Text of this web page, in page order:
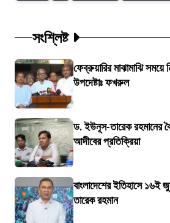
সংশ্লিষ্ট
ফেব্রুয়ারির মাঝামাঝি সময়ে
উপদেষ্টাঃ ফখরুল
ড. ইউনূস-তারেক রহমানের
আদীবের প্রতিক্রিয়া
বাংলাদেশের ইতিহাসে ১৬ই
তারেক রহমান